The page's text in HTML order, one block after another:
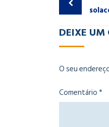
DEIXE UM
O seu
Comentário*